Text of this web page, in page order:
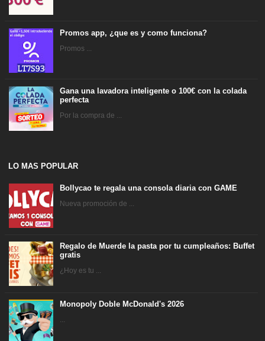
Promos app, ¿que es y como funciona?
Promos ...
Gana una lavadora inteligente o 100€ con la colada
perfecta
Por la compra de ...
LO MAS POPULAR
Bollycao te regala una consola diaria con GAME
Nueva promoción de ...
Regalo de Muerde la pasta por tu cumpleaños: Buffet
gratis
¿Hoy es tu ...
Monopoly Doble McDonald's 2026
...